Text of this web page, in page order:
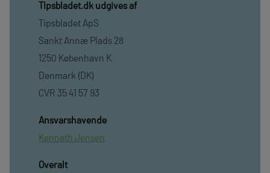
TIpsbladet.dk udgives af
Tipsbladet ApS
Sankt Annæ Plads 28
1250 København K
Denmark (DK)
CVR 35 41 57 93
Ansvarshavende
Kenneth Jensen
Overalt